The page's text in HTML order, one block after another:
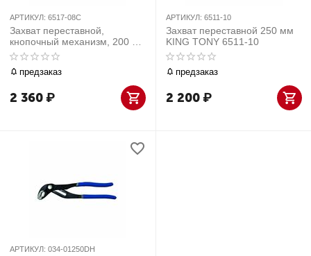
АРТИКУЛ: 6517-08C
Захват переставной,
кнопочный механизм, 200 мм
KING TONY 6517-08C
предзаказ
2 360₽
АРТИКУЛ: 6511-10
Захват переставной 250 мм
KING TONY 6511-10
предзаказ
2 200₽
АРТИКУЛ: 034-01250DH